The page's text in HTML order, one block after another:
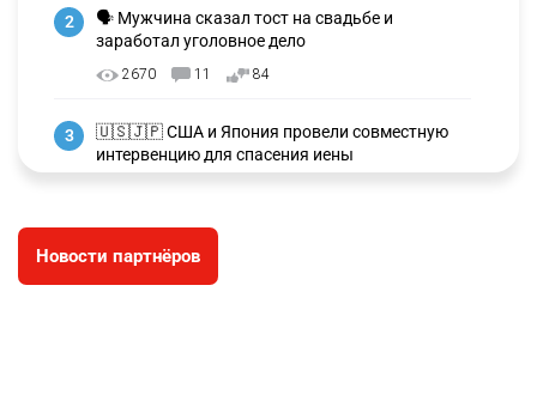
2
🗣 Мужчина сказал тост на свадьбе и
заработал уголовное дело
2670 11 84
3
🇺🇸🇯🇵 США и Япония провели совместную
интервенцию для спасения иены
4
💬 Димаш Кудайберген ответил на критику
нового клипа
Новости партнёров